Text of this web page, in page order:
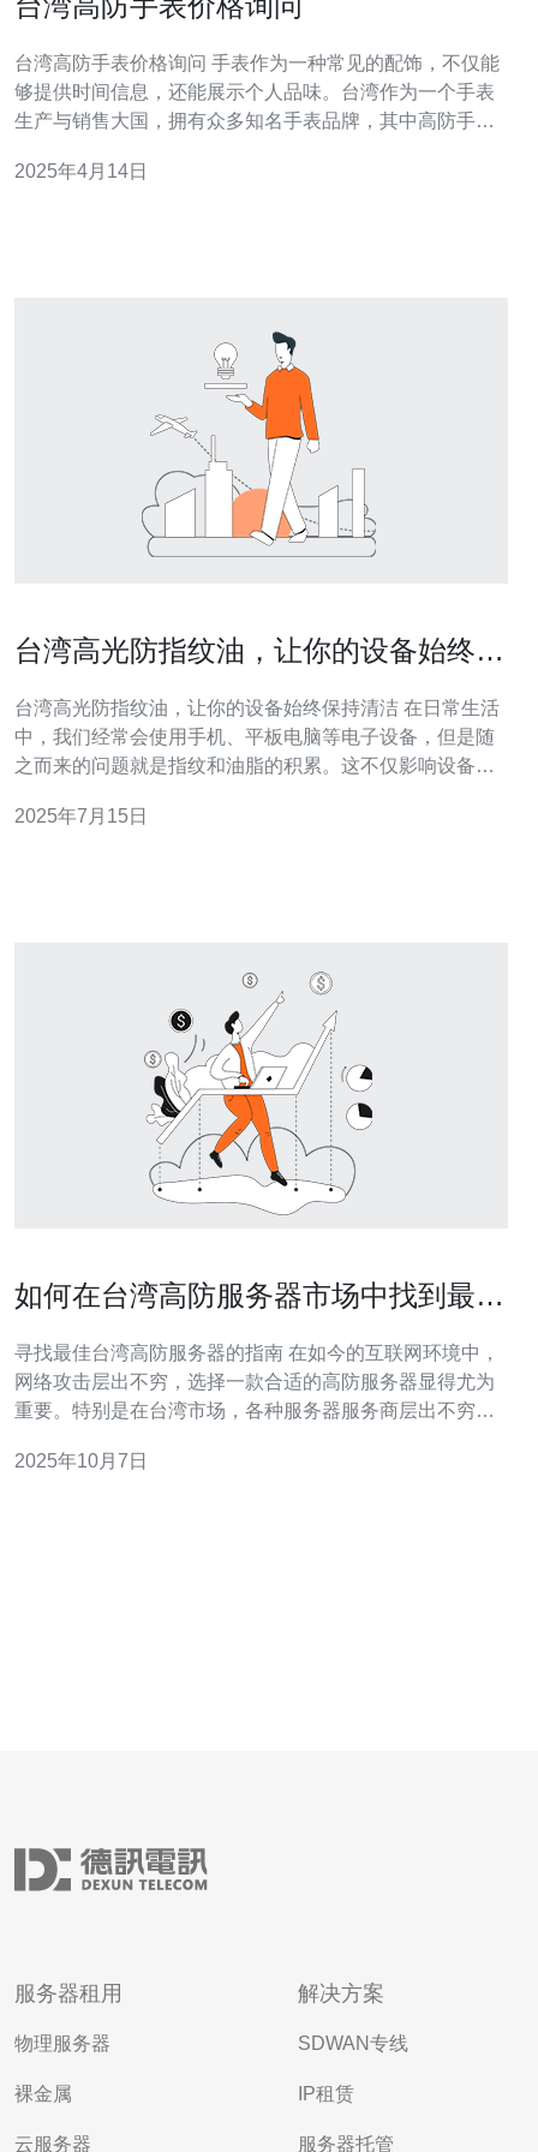
台湾高防手表价格询问 手表作为一种常见的配饰，不仅能
够提供时间信息，还能展示个人品味。台湾作为一个手表
生产与销售大国，拥有众多知名手表品牌，其中高防手表
2025年4月14日
台湾高光防指纹油，让你的设备始终保
台湾高光防指纹油，让你的设备始终保持清洁 在日常生活
中，我们经常会使用手机、平板电脑等电子设备，但是随
之而来的问题就是指纹和油脂的积累。这不仅影响设备的
光防指纹油应运而生。 台湾高光防指纹油是一种专门针对
2025年7月15日
如何在台湾高防服务器市场中找到最佳
寻找最佳台湾高防服务器的指南 在如今的互联网环境中，
网络攻击层出不穷，选择一款合适的高防服务器显得尤为
重要。特别是在台湾市场，各种服务器服务商层出不穷，
用建议，帮助您更好地选择适合自己的高防服务器。 以下
2025年10月7日
服务器租用
物理服务器
裸金属
云服务器
解决方案
SDWAN专线
IP租赁
服务器托管